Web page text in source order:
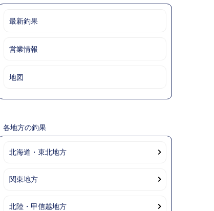
最新釣果
営業情報
地図
各地方の釣果
北海道・東北地方
関東地方
北陸・甲信越地方